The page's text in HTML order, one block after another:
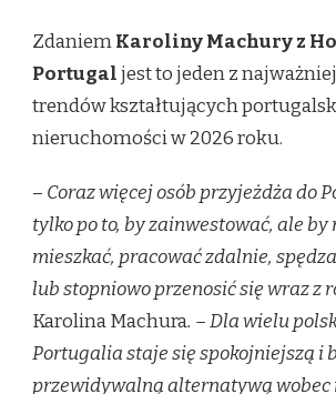
ZdaniemKaroliny Machury z
Portugaljest to jeden z
trendów kształtujących
nieruchomości w 2026 roku.
– Coraz więcej osób przyjeżdża do
tylko po to, by zainwestować, ale
mieszkać, pracować zdalnie,
lub stopniowo przenosić się wraz z
Karolina Machura. – Dla wielu
Portugalia staje się spokojniejszą i
przewidywalną alternatywą wobec